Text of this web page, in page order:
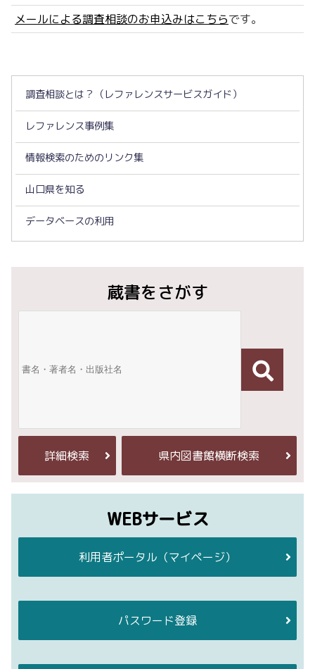
メールによる調査相談のお申込みはこちらです。
調査相談とは？（レファレンスサービスガイド）
レファレンス事例集
情報検索のためのリンク集
山口県を知る
データベースの利用
蔵書をさがす
詳細検索 県内図書館横断検索
WEBサービス
利用者ポータル （マイページ）
パスワード登録